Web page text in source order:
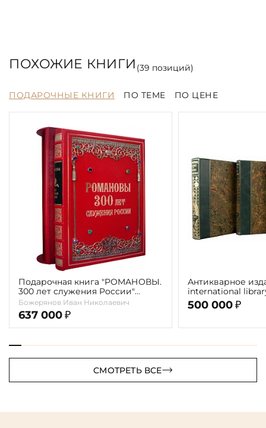
ПОХОЖИЕ КНИГИ (39 позиций)
ПОДАРОЧНЫЕ КНИГИ ПО ТЕМЕ ПО ЦЕНЕ
Подарочная книга "РОМАНОВЫ.
300 лет служения России"
Экземпляр № 09 ППМ.17.024
Божерянов Иван Николаевич
637 000 ₽
Антикварное
international
literature" 1898 г.
500 000 ₽
СМОТРЕТЬ ВСЕ